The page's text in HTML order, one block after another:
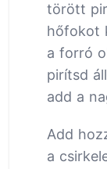
törött
hőfokot
a forró
pirítsd
add a
Add
a